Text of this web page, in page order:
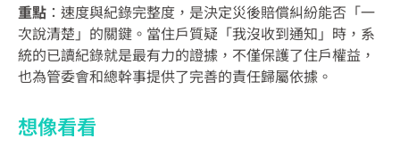
重點 ：速度與紀錄完整度，是決定災後賠償糾紛能否「一
次說清楚」的關鍵。當住戶質疑「我沒收到通知」時，系
統的已讀紀錄就是最有力的證據，不僅保護了住戶權益，
也為管委會和總幹事提供了完善的責任歸屬依據。
想像看看